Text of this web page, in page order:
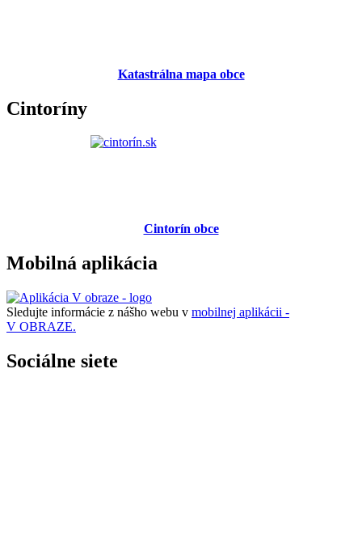
Katastrálna mapa obce
Cintoríny
Cintorín obce
Mobilná aplikácia
Sledujte informácie z nášho webu v mobilnej aplikácii -
V OBRAZE.
Sociálne siete